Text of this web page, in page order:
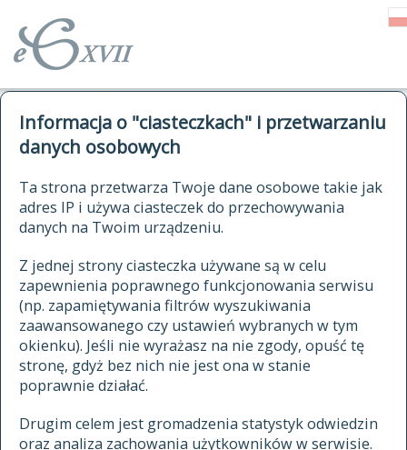
Informacja o "ciasteczkach" i przetwarzaniu
danych osobowych
Ta strona przetwarza Twoje dane osobowe takie jak
adres IP i używa ciasteczek do przechowywania
danych na Twoim urządzeniu.
Z jednej strony ciasteczka używane są w celu
zapewnienia poprawnego funkcjonowania serwisu
(np. zapamiętywania filtrów wyszukiwania
zaawansowanego czy ustawień wybranych w tym
okienku). Jeśli nie wyrażasz na nie zgody, opuść tę
stronę, gdyż bez nich nie jest ona w stanie
poprawnie działać.
Drugim celem jest gromadzenia statystyk odwiedzin
oraz analiza zachowania użytkowników w serwisie.
autorzy Słownika
historia
publikacje
źródła
autorzy tekstów źródłowych
zasady opracowania
statystyki
najnowsze hasła
ostatnio zmodyfikowane hasła
materiały archiwalne
kwerendy
jak cytować Słownik
ELEKTRONICZNY SŁOWNIK
JĘZYKA POLSKIEGO
XVII I XVIII WIEKU
znajdź hasła
zaczynające się od